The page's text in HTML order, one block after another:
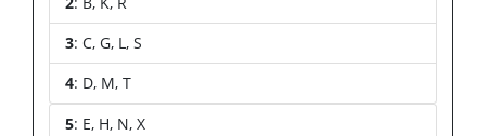
3: C, G, L, S
4: D, M, T
5: E, H, N, X